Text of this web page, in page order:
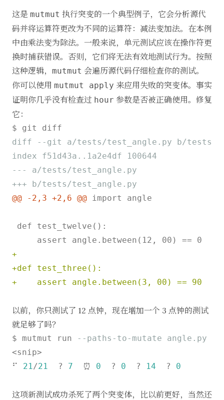
这是 mutmut 执行突变的一个典型例子，它会分析源代
码并将运算符更改为不同的运算符：减法变加法。在本例
中由乘法变为除法。一般来说，单元测试应该在操作符更
换时捕获错误。否则，它们将无法有效地测试行为。按照
这种逻辑， mutmut 会遍历源代码仔细检查你的测试。
你可以使用 mutmut apply 来应用失败的突变体。事实
证明你几乎没有检查过 hour 参数是否被正确使用。修复
它：
diff --git a/tests/test_angle.py b/tests/
index f51d43a..1a2e4df 100644
--- a/tests/test_angle.py
+++ b/tests/test_angle.py
@@ -2,3 +2,6 @@ import angle
def test_twelve():
+
+def test_three():
+    assert angle.between(3, 00) == 90
以前，你只测试了 12 点钟，现在增加一个 3 点钟的测试
就足够了吗？
$ mutmut run
--paths-to-mutate angle.py
<snip>
⠋ 21/21
  ?
7
  ⏰
0
  ?
0
  ?
14
  ?
0
这项新测试成功杀死了两个突变体，比以前更好，当然还